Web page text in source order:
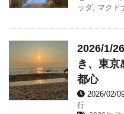
ッダ, マクド
2026/1/
き、東京
都心
2026/02/
行